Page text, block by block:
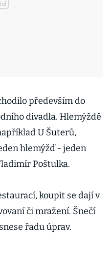
především do
divadla. Hlemýždě
U Šuterů,
hlemýžď - jeden
Poštulka.
koupit se dají v
či mražení. Šnečí
řadu úprav.